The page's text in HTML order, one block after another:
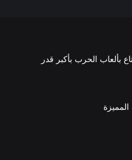
بألعاب الحرب بأكبر قدر